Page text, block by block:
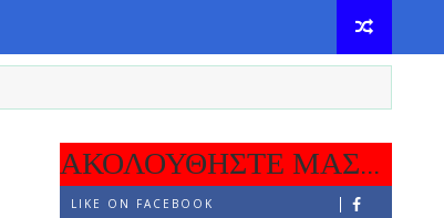
ΑΚΟΛΟΥΘΗΣΤΕ ΜΑΣ...
LIKE ON FACEBOOK